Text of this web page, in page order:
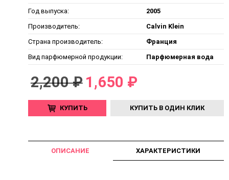
Год выпуска:
2005
Производитель:
Calvin Klein
Страна производитель:
Франция
Вид парфюмерной продукции:
Парфюмерная вода
2,200 ₽ 1,650 ₽
КУПИТЬ КУПИТЬ В ОДИН КЛИК
ОПИСАНИЕ ХАРАКТЕРИСТИКИ